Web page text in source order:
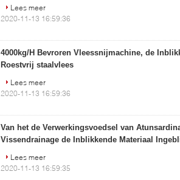
Lees meer
2020-11-13 16:59:36
4000kg/H Bevroren Vleessnijmachine, de
Roestvrij staalvlees
Lees meer
2020-11-13 16:59:36
Van het de Verwerkingsvoedsel van
Vissendrainage de Inblikkende Materiaal
Lees meer
2020-11-13 16:59:35